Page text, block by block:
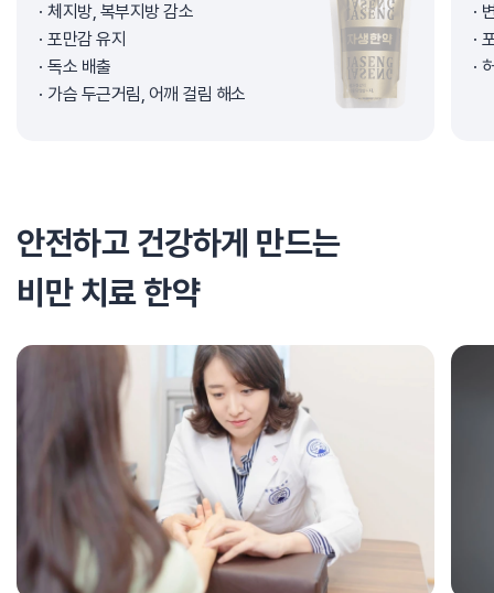
체지방, 복부지방 감소
포만감 유지
독소 배출
가슴 두근거림, 어깨 걸림 해소
안전하고 건강하게 만드는
비만 치료 한약